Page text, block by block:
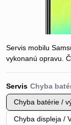
Servis mobilu
vykonanú opravu.
Servis
Chyba batérie /
Chyba displeja /